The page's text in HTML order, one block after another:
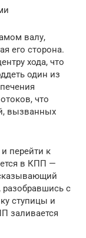
валу,
его сторона.
хода, что
один из
что
вызванных
и перейти к
в КПП —
с
ступицы и
заливается